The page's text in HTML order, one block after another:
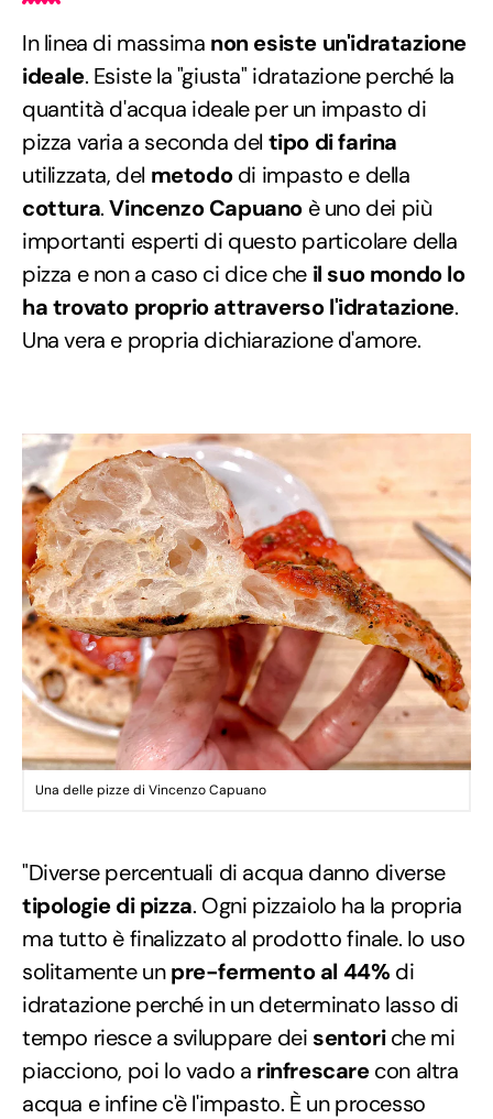
In linea di massima non esiste un'idratazione
ideale. Esiste la "giusta" idratazione perché la
quantità d'acqua ideale per un impasto di
pizza varia a seconda del tipo di farina
utilizzata, del metododi impasto e della
cottura.Vincenzo Capuano è uno dei più
importanti esperti di questo particolare della
pizza e non a caso ci dice che il suo mondo lo
ha trovato proprio attraverso l'idratazione.
Una vera e propria dichiarazione d'amore.
Una delle pizze di Vincenzo Capuano
"Diverse percentuali di acqua danno diverse
tipologie di pizza. Ogni pizzaiolo ha la propria
ma tutto è finalizzato al prodotto finale. Io uso
solitamente unpre-fermento al 44% di
idratazione perché in un determinato lasso di
tempo riesce a sviluppare dei sentoriche mi
piacciono, poi lo vado a rinfrescarecon altra
acqua e infine c'è l'impasto. È un processo